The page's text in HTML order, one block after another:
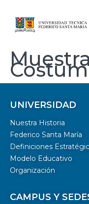
UNIVERSIDAD
Nuestra Historia
Federico Santa María
Definiciones
Modelo Educativo
Organización
CAMPUS Y